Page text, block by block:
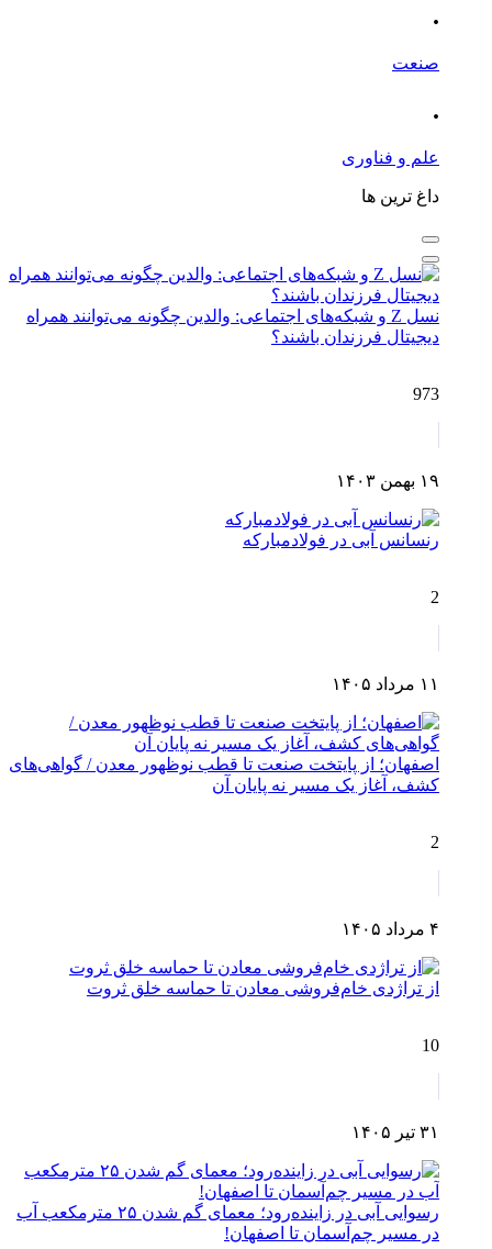
.
صنعت
.
علم و فناوری
داغ ترین ها
نسل Z و شبکه‌های اجتماعی: والدین چگونه می‌توانند همراه
دیجیتال فرزندان باشند؟
973
۱۹ بهمن ۱۴۰۳
رنسانس آبی در فولادمبارکه
2
۱۱ مرداد ۱۴۰۵
اصفهان؛ از پایتخت صنعت تا قطب نوظهور معدن / گواهی‌های
کشف، آغاز یک مسیر نه پایان آن
2
۴ مرداد ۱۴۰۵
از تراژدی خام‌فروشی معادن تا حماسه خلق ثروت
10
۳۱ تیر ۱۴۰۵
رسوایی آبی در زاینده‌رود؛ معمای گم شدن ۲۵ مترمکعب آب
در مسیر چم‌آسمان تا اصفهان!